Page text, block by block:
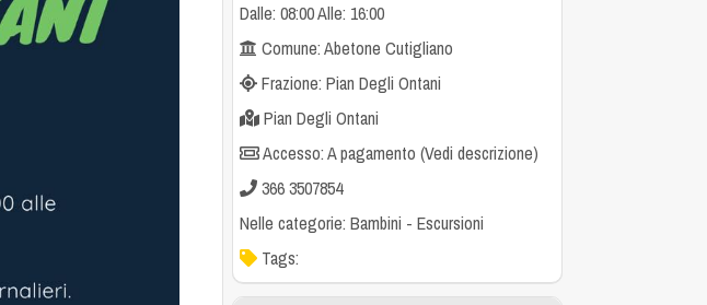
Dalle: 08:00 Alle: 16:00
Comune: Abetone Cutigliano
Frazione: Pian Degli Ontani
Pian Degli Ontani
Accesso: A pagamento (Vedi descrizione)
366 3507854
Nelle categorie:Bambini -Escursioni
Tags: